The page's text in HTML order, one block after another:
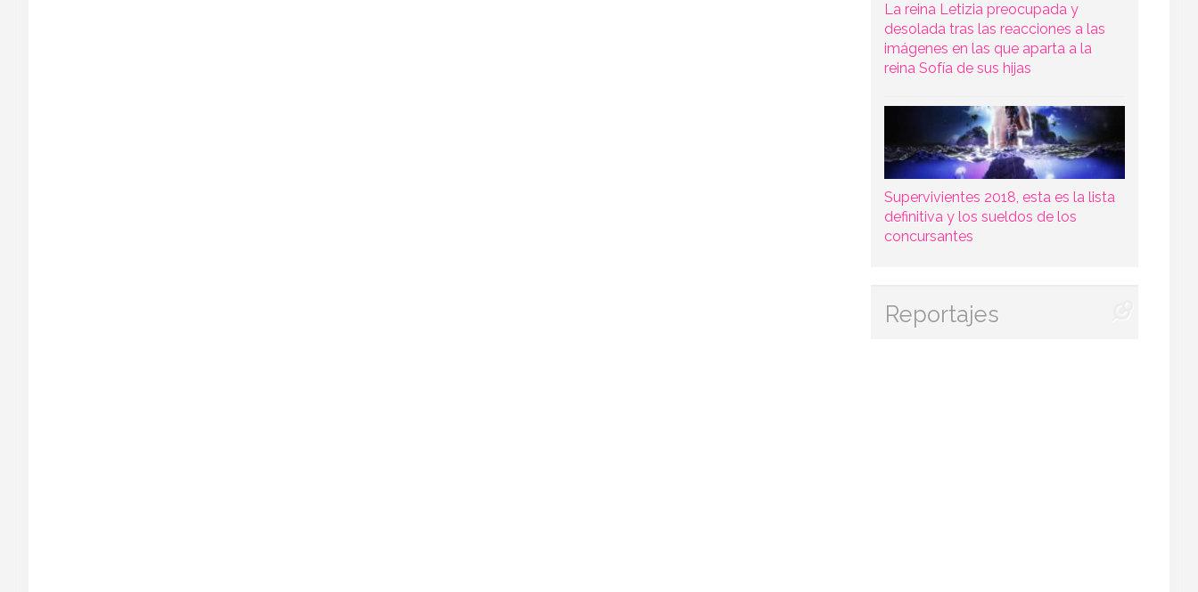
La reina Letizia preocupada y
desolada tras las reacciones a las
imágenes en las que aparta a la
reina Sofía de sus hijas
Supervivientes 2018, esta es la lista
definitiva y los sueldos de los
concursantes
Reportajes